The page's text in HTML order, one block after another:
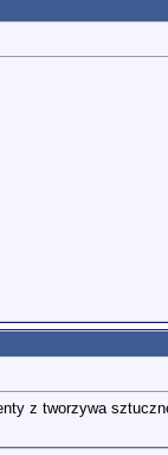
z tworzywa